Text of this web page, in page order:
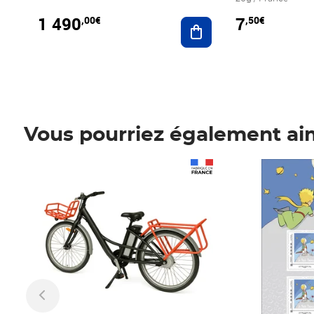
1 490,00€ Ajouter au panier
7,50€
Vous pourriez également
Prix 7,50€